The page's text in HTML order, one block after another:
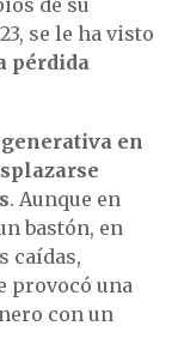
de su
se le ha visto
pérdida
en
. Aunque en
bastón, en
caídas,
provocó una
con un